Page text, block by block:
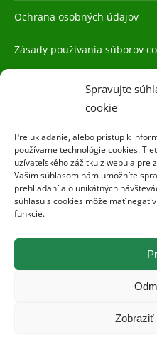
Spravujte
cookie
Pre ukladanie, alebo prístup k
používame technológie cookies.
uzívateľského zážitku z webu a pre
Vašim súhlasom nám umožníte
prehliadaní a o unikátných
súhlasu s cookies môže mať
funkcie.
Zobraziť
Ochrana osobných údajov
Zásady používania súborov